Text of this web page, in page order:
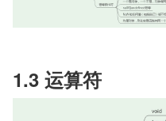
1.3 运算符